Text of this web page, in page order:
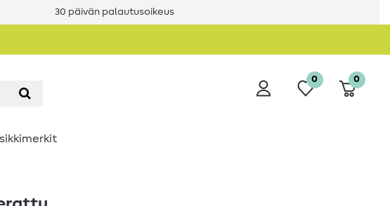
30 päivän palautusoikeus
0 0